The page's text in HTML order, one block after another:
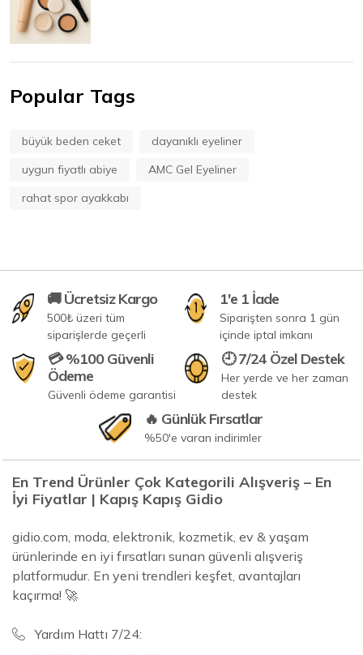
Popular Tags
büyük beden ceket
dayanıklı eyeliner
uygun fiyatlı abiye
AMC Gel Eyeliner
rahat spor ayakkabı
🚚 Ücretsiz Kargo
500₺ üzeri tüm
siparişlerde geçerli
1'e 1 İade
Siparişten sonra 1 gün
içinde iptal imkanı
💳 %100 Güvenli
Ödeme
Güvenli ödeme garantisi
🕘 7/24 Özel Destek
Her yerde ve her zaman
destek
🔥 Günlük Fırsatlar
%50'e varan indirimler
En Trend Ürünler Çok Kategorili Alışveriş – En
İyi Fiyatlar | Kapış Kapış Gidio
gidio.com, moda, elektronik, kozmetik, ev & yaşam
ürünlerinde en iyi fırsatları sunan güvenli alışveriş
platformudur. En yeni trendleri keşfet, avantajları
kaçırma! 🚀
Yardım Hattı 7/24: